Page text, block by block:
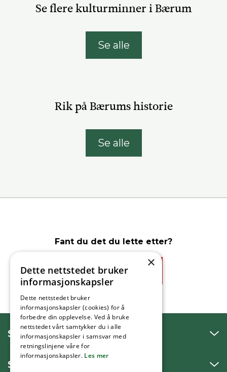
Se flere kulturminner i Bærum
Se alle
Rik på Bærums historie
Se alle
Fant du det du lette etter?
Ja
SNAKK MED OSS
SKRIV TIL OSS
×
Dette nettstedet bruker
informasjonskapsler
Dette nettstedet bruker
informasjonskapsler (cookies) for å
forbedre din opplevelse. Ved å bruke
nettstedet vårt samtykker du i alle
informasjonskapsler i samsvar med
retningslinjene våre for
informasjonskapsler. Les mer